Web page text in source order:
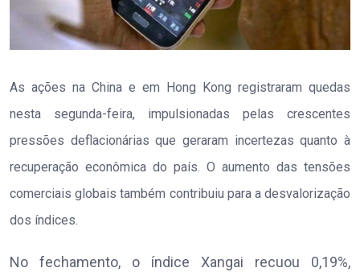
As ações na China e em Hong Kong registraram quedas
nesta segunda-feira, impulsionadas pelas crescentes
pressões deflacionárias que geraram incertezas quanto à
recuperação econômica do país. O aumento das tensões
comerciais globais também contribuiu para a desvalorização
dos índices.
No fechamento, o índice Xangai recuou 0,19%,